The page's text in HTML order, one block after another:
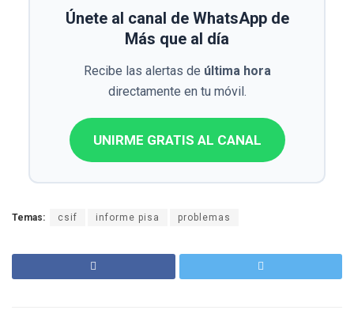
Únete al canal de WhatsApp de
Más que al día
Recibe las alertas de última hora
directamente en tu móvil.
UNIRME GRATIS AL CANAL
Temas: csif informe pisa problemas